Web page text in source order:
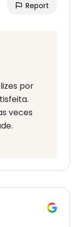
Report
por
veces